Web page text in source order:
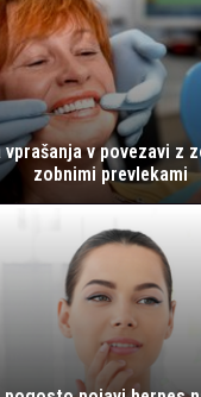
v povezavi z
zobnimi prevlekami